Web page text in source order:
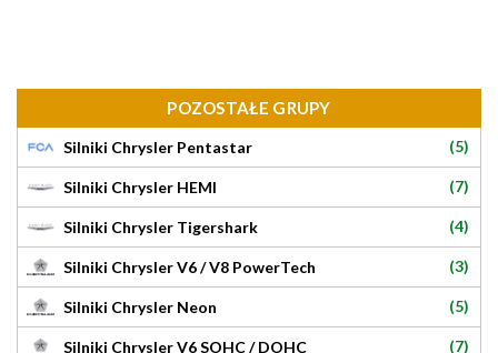
POZOSTAŁE GRUPY
Silniki Chrysler Pentastar (5)
Silniki Chrysler HEMI (7)
Silniki Chrysler Tigershark (4)
Silniki Chrysler V6 / V8 PowerTech (3)
Silniki Chrysler Neon (5)
Silniki Chrysler V6 SOHC / DOHC (7)